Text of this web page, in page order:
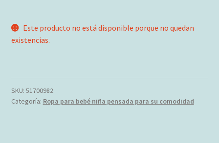
Este producto no está disponible porque no quedan
existencias.
SKU: 51700982
Categoría: Ropa para bebé niña pensada para su comodidad